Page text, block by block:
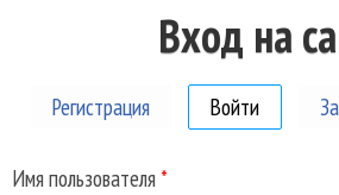
Вход на
Регистрация Войти
Имя пользователя *